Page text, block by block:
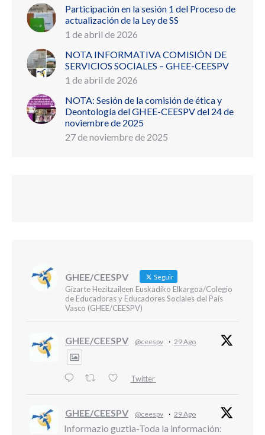
Participación en la sesión 1 del Proceso de
actualización de la Ley de SS
1 de abril de 2026
NOTA INFORMATIVA COMISIÓN DE
SERVICIOS SOCIALES – GHEE-CEESPV
1 de abril de 2026
NOTA: Sesión de la comisión de ética y
Deontología del GHEE-CEESPV del 24 de
noviembre de 2025
27 de noviembre de 2025
GHEE/CEESPV Seguir
Gizarte Hezitzaileen Euskadiko Elkargoa/Colegio
de Educadoras y Educadores Sociales del País
Vasco (GHEE/CEESPV)
GHEE/CEESPV @ceespv · 29 Ago
Twitter
GHEE/CEESPV @ceespv · 29 Ago
Informazio guztia-Toda la información: